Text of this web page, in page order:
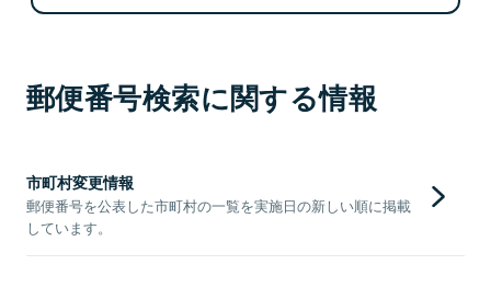
郵便番号検索に関する情報
市町村変更情報
郵便番号を公表した市町村の一覧を実施日の新しい順に掲載
しています。